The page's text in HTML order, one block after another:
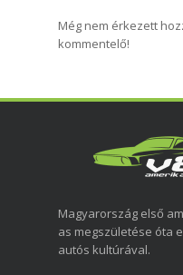
Még nem érkezett
kommentelő!
Magyarország első
as megszületése óta
autós kultúrával.